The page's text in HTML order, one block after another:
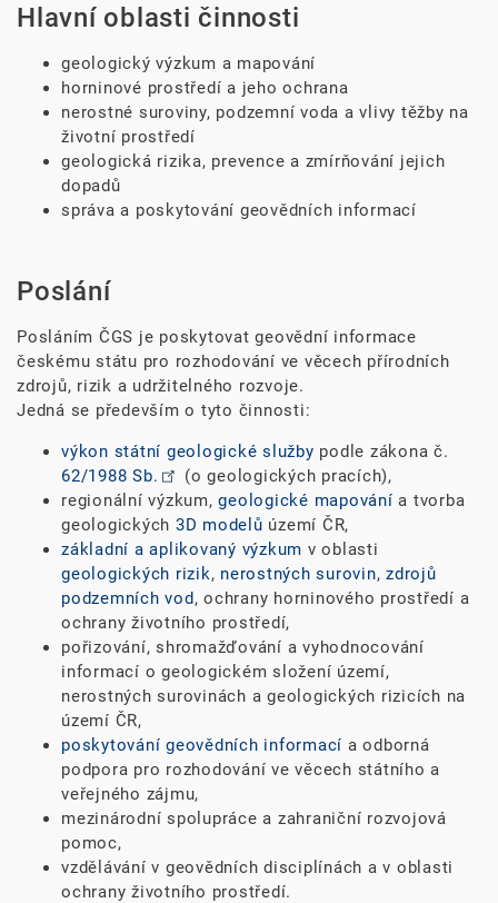
Hlavní oblasti činnosti
geologický výzkum a mapování
horninové prostředí a jeho ochrana
nerostné suroviny, podzemní voda a vlivy těžby na
životní prostředí
geologická rizika, prevence a zmírňování jejich
dopadů
správa a poskytování geovědních informací
Poslání
Posláním ČGS je poskytovat geovědní informace
českému státu pro rozhodování ve věcech přírodních
zdrojů, rizik a udržitelného rozvoje.
Jedná se především o tyto činnosti:
výkon státní geologické služby podle zákona č.
62/1988 Sb.
(o geologických pracích),
regionální výzkum,geologické mapování a tvorba
geologických 3D modelů území ČR,
základní a aplikovaný výzkum v oblasti
geologických rizik, nerostných surovin, zdrojů
podzemních vod, ochrany horninového prostředí a
ochrany životního prostředí,
pořizování, shromažďování a vyhodnocování
informací o geologickém složení území,
nerostných surovinách a geologických rizicích na
území ČR,
poskytování geovědních informací a odborná
podpora pro rozhodování ve věcech státního a
veřejného zájmu,
mezinárodní spolupráce a zahraniční rozvojová
pomoc,
vzdělávání v geovědních disciplínách a v oblasti
ochrany životního prostředí.